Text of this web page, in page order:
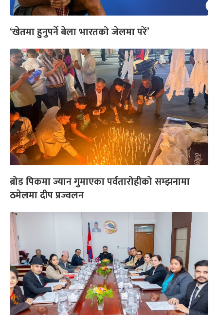
‘खेतमा हुनुपर्ने बेला भारतको जेलमा परें’
ब्रोड पिकमा ज्यान गुमाएका पर्वतारोहीको सम्झनामा
ठमेलमा दीप प्रज्वलन